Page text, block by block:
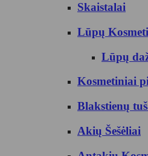
Skaistalai
Lūpų
Lūpų
Kosmetiniai
Blakstienų
Akių Šešėliai